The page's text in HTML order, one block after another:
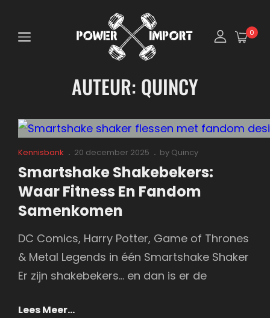
0
AUTEUR: QUINCY
Cat
Links
Kennisbank
Posted
on
20 december 2025 by Quincy
Smartshake Shakebekers:
Waar Fitness En Fandom
Samenkomen
DC Comics, Harry Potter, Game of Thrones
& Metal Legends in één Smartshake Shaker
Er zijn shakebekers… en dan is er de
Lees Meer…Smartshake